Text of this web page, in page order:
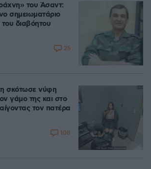
του Άσαντ:
σημειωματάριο
διαβόητου
25
σκότωσε νύφη
γάμο της και στο
τον πατέρα
108